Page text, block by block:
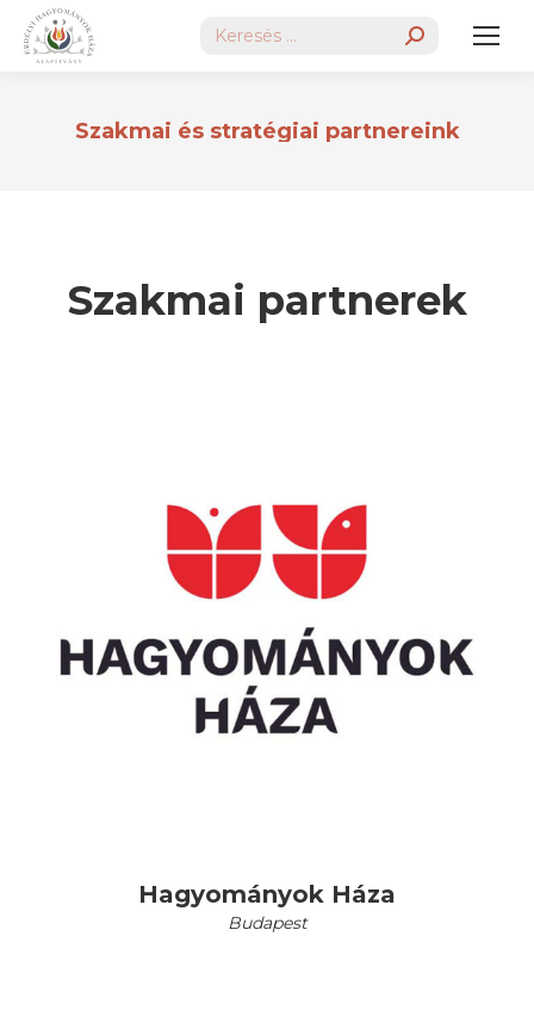
Search:
Szakmai és stratégiai partnereink
Szakmai partnerek
Hagyományok Háza
Budapest